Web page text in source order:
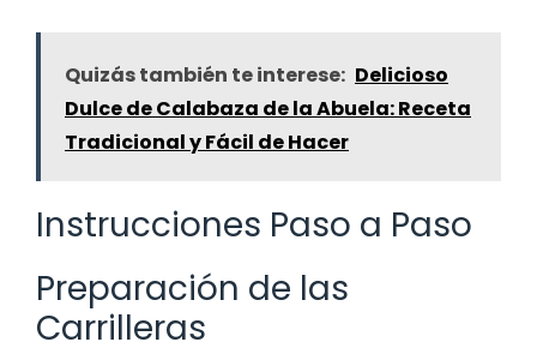
Quizás también te interese: Delicioso
Dulce de Calabaza de la Abuela: Receta
Tradicional y Fácil de Hacer
Instrucciones Paso a Paso
Preparación de las
Carrilleras